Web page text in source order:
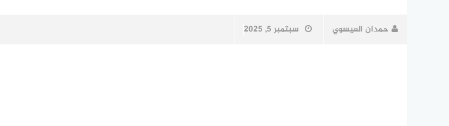
حمدان العيسوي سبتمبر 5, 2025